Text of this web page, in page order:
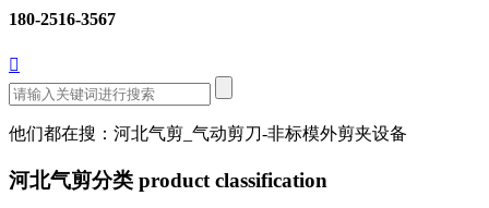
180-2516-3567

他们都在搜：河北气剪_气动剪刀-非标模外剪夹设备
河北气剪分类 product classification